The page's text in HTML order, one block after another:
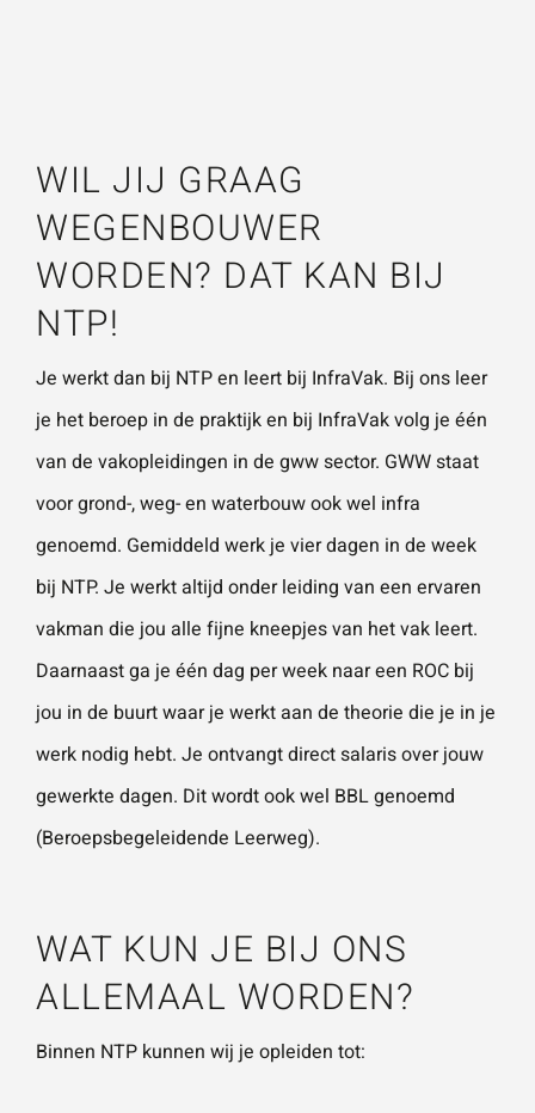
Vraag of opmerking*
Wat is 5 + 5?*
VERSTUUR JE AANVRAAG
reageren wij
binnen 24
sneller
met één van
onze
vestigingen.
Naam *
WIL JIJ GRAAG
WEGENBOUWER
WORDEN? DAT KAN BIJ
NTP!
Je werkt dan bij NTP en leert bij InfraVak. Bij ons leer
je het beroep in de praktijk en bij InfraVak volg je één
van de vakopleidingen in de gww sector. GWW staat
voor grond-, weg- en waterbouw ook wel infra
genoemd. Gemiddeld werk je vier dagen in de week
bij NTP. Je werkt altijd onder leiding van een ervaren
vakman die jou alle fijne kneepjes van het vak leert.
Daarnaast ga je één dag per week naar een ROC bij
jou in de buurt waar je werkt aan de theorie die je in je
werk nodig hebt. Je ontvangt direct salaris over jouw
gewerkte dagen. Dit wordt ook wel BBL genoemd
(Beroepsbegeleidende Leerweg).
WAT KUN JE BIJ ONS
ALLEMAAL WORDEN?
Binnen NTP kunnen wij je opleiden tot: